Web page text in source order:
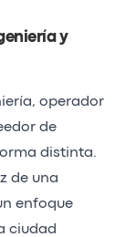
y
operador
de
distinta.
de una
enfoque
ciudad